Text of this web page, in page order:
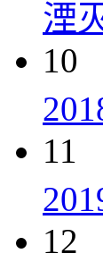
湮
10
11
12